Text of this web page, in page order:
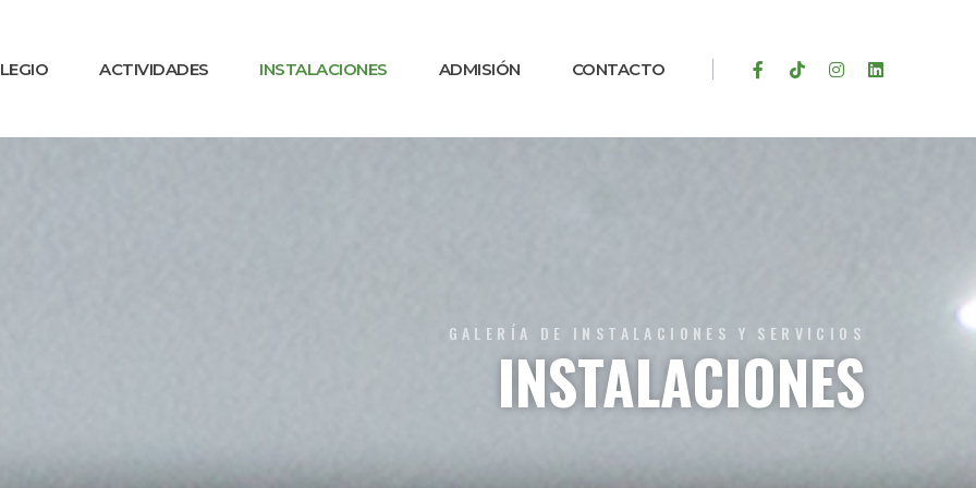
ACTIVIDADES INSTALACIONES ADMISIÓN CONTACTO
GALERÍA DE INSTALACIONES Y SERVICIOS
INSTALACIONES